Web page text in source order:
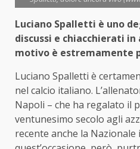
Luciano Spalletti è uno
discussi e chiacchierati
motivo è estremamente
Luciano Spalletti è
nel calcio italiano.
Napoli – che ha regalato il
ventunesimo secolo agli
recente anche la Nazionale